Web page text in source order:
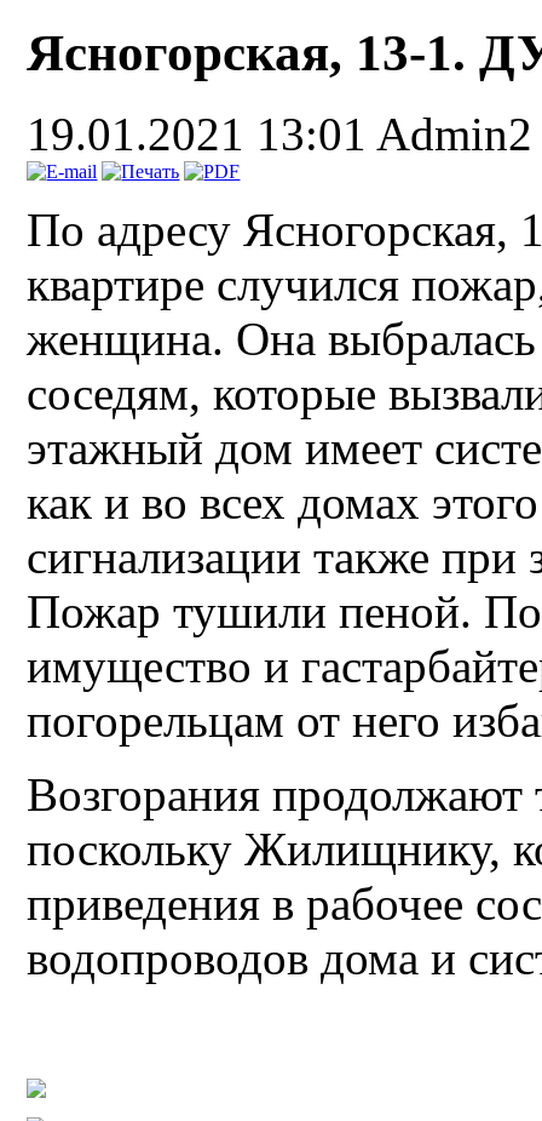
Ясногорская, 13-1.
19.01.2021 13:01 Admin2
По адресу Ясногорская,
квартире случился
женщина. Она
соседям, которые
этажный дом имеет
как и во всех домах
сигнализации также при
Пожар тушили пеной.
имущество и
погорельцам от него
Возгорания
поскольку Жилищнику,
приведения в рабочее
водопроводов дома и